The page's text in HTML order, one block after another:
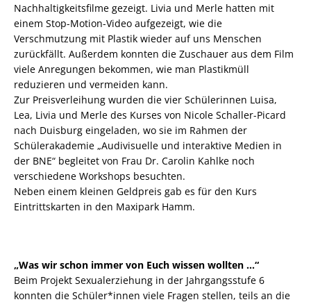
Nachhaltigkeitsfilme gezeigt. Livia und Merle hatten mit
einem Stop-Motion-Video aufgezeigt, wie die
Verschmutzung mit Plastik wieder auf uns Menschen
zurückfällt. Außerdem konnten die Zuschauer aus dem Film
viele Anregungen bekommen, wie man Plastikmüll
reduzieren und vermeiden kann.
Zur Preisverleihung wurden die vier Schülerinnen Luisa,
Lea, Livia und Merle des Kurses von Nicole Schaller-Picard
nach Duisburg eingeladen, wo sie im Rahmen der
Schülerakademie „Audivisuelle und interaktive Medien in
der BNE“ begleitet von Frau Dr. Carolin Kahlke noch
verschiedene Workshops besuchten.
Neben einem kleinen Geldpreis gab es für den Kurs
Eintrittskarten in den Maxipark Hamm.
„Was wir schon immer von Euch wissen wollten …“
Beim Projekt Sexualerziehung in der Jahrgangsstufe 6
konnten die Schüler*innen viele Fragen stellen, teils an die